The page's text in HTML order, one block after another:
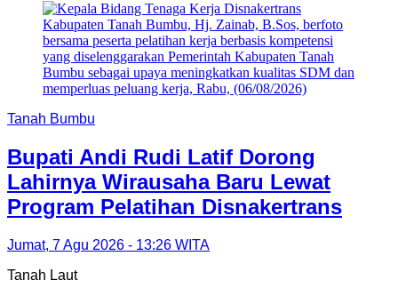
Tanah Bumbu
Bupati Andi Rudi Latif Dorong
Lahirnya Wirausaha Baru Lewat
Program Pelatihan Disnakertrans
Jumat, 7 Agu 2026 - 13:26 WITA
Tanah Laut